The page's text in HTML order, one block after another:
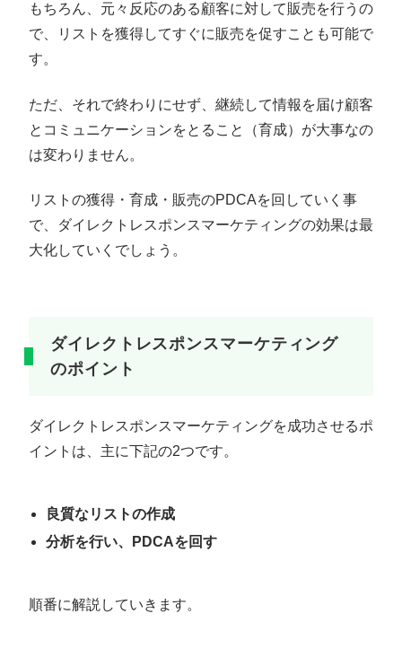
もちろん、元々反応のある顧客に対して販売を行うの
で、リストを獲得してすぐに販売を促すことも可能で
す。
ただ、それで終わりにせず、継続して情報を届け顧客
とコミュニケーションをとること（育成）が大事なの
は変わりません。
リストの獲得・育成・販売のPDCAを回していく事
で、ダイレクトレスポンスマーケティングの効果は最
大化していくでしょう。
ダイレクトレスポンスマーケティング
のポイント
ダイレクトレスポンスマーケティングを成功させるポ
イントは、主に下記の2つです。
良質なリストの作成
分析を行い、PDCAを回す
順番に解説していきます。